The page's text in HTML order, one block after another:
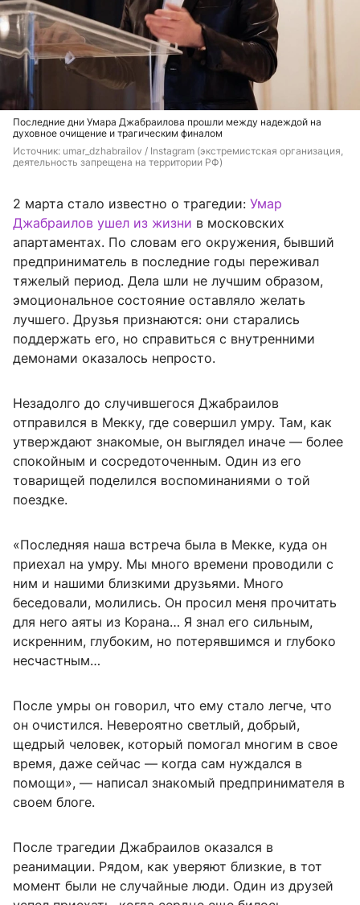
Последние дни Умара Джабраилова прошли между надеждой на
духовное очищение и трагическим финалом
Источник: umar_dzhabrailov / Instagram (экстремистская организация,
деятельность запрещена на территории РФ)
2 марта стало известно о трагедии: Умар
Джабраилов ушел из жизни в московских
апартаментах. По словам его окружения, бывший
предприниматель в последние годы переживал
тяжелый период. Дела шли не лучшим образом,
эмоциональное состояние оставляло желать
лучшего. Друзья признаются: они старались
поддержать его, но справиться с внутренними
демонами оказалось непросто.
Незадолго до случившегося Джабраилов
отправился в Мекку, где совершил умру. Там, как
утверждают знакомые, он выглядел иначе — более
спокойным и сосредоточенным. Один из его
товарищей поделился воспоминаниями о той
поездке.
«Последняя наша встреча была в Мекке, куда он
приехал на умру. Мы много времени проводили с
ним и нашими близкими друзьями. Много
беседовали, молились. Он просил меня прочитать
для него аяты из Корана… Я знал его сильным,
искренним, глубоким, но потерявшимся и глубоко
несчастным…
После умры он говорил, что ему стало легче, что
он очистился. Невероятно светлый, добрый,
щедрый человек, который помогал многим в свое
время, даже сейчас — когда сам нуждался в
помощи», — написал знакомый предпринимателя в
своем блоге.
После трагедии Джабраилов оказался в
реанимации. Рядом, как уверяют близкие, в тот
момент были не случайные люди. Один из друзей